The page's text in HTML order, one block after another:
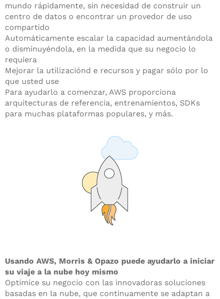
mundo rápidamente, sin necesidad de construir un
centro de datos o encontrar un provedor de uso
compartido
Automáticamente escalar la capacidad aumentándola
o disminuyéndola, en la medida que su negocio lo
requiera
Mejorar la utilizaciónd e recursos y pagar sólo por lo
que usted use
Para ayudarlo a comenzar, AWS proporciona
arquitecturas de referencia, entrenamientos, SDKs
para muchas plataformas populares, y más.
Usando AWS, Morris & Opazo puede ayudarlo a iniciar
su viaje a la nube hoy mismo
Optimice su negocio con las innovadoras soluciones
basadas en la nube, que continuamente se adaptan a